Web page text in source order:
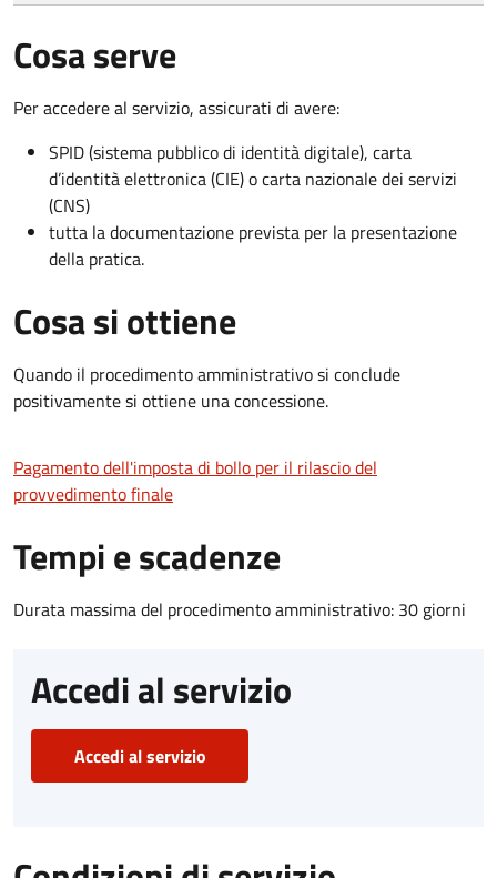
Cosa serve
Per accedere al servizio, assicurati di avere:
SPID (sistema pubblico di identità digitale), carta
d’identità elettronica (CIE) o carta nazionale dei servizi
(CNS)
tutta la documentazione prevista per la presentazione
della pratica.
Cosa si ottiene
Quando il procedimento amministrativo si conclude
positivamente si ottiene una concessione.
Pagamento dell'imposta di bollo per il rilascio del
provvedimento finale
Tempi e scadenze
Durata massima del procedimento amministrativo: 30 giorni
Accedi al servizio
Accedi al servizio